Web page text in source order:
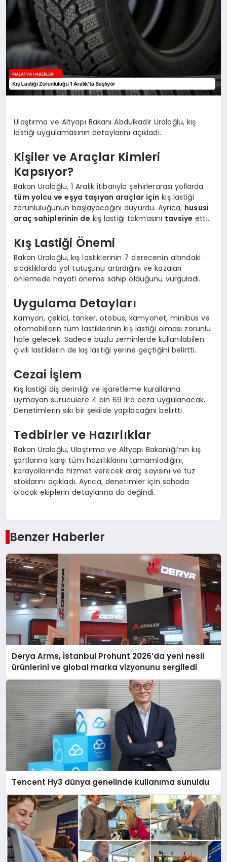
SAĞLIK
SIYASET
SPOR
Ulaştırma ve Altyapı Bakanı Abdulkadir Uraloğlu, kış
lastiği uygulamasının detaylarını açıkladı.
Kişiler ve Araçlar Kimleri
Kapsıyor?
Bakan Uraloğlu, 1 Aralık itibarıyla şehirlerarası yollarda
tüm yolcu ve eşya taşıyan araçlar için kış lastiği
zorunluluğunun başlayacağını duyurdu. Ayrıca, hususi
araç sahiplerinin de kış lastiği takmasını tavsiye etti.
Kış Lastiği Önemi
Bakan Uraloğlu, kış lastiklerinin 7 derecenin altındaki
sıcaklıklarda yol tutuşunu artırdığını ve kazaları
önlemede hayati öneme sahip olduğunu vurguladı.
Uygulama Detayları
Kamyon, çekici, tanker, otobüs, kamyonet, minibüs ve
otomobillerin tüm lastiklerinin kış lastiği olması zorunlu
hale gelecek. Sadece buzlu zeminlerde kullanılabilen
çivili lastiklerin de kış lastiği yerine geçtiğini belirtti.
Cezai İşlem
Kış lastiği diş derinliği ve işaretleme kurallarına
uymayan sürücülere 4 bin 69 lira ceza uygulanacak.
Denetimlerin sıkı bir şekilde yapılacağını belirtti.
Tedbirler ve Hazırlıklar
Bakan Uraloğlu, Ulaştırma ve Altyapı Bakanlığı’nın kış
şartlarına karşı tüm hazırlıklarını tamamladığını,
karayollarında hizmet verecek araç sayısını ve tuz
stoklarını açıkladı. Ayrıca, denetimler için sahada
olacak ekiplerin detaylarına da değindi.
Benzer Haberler
Derya Arms, İstanbul Prohunt 2026’da yeni nesil
ürünlerini ve global marka vizyonunu sergiledi
Tencent Hy3 dünya genelinde kullanıma sunuldu